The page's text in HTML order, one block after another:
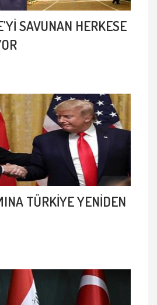
SAVUNAN HERKESE
TÜRKİYE YENİDEN